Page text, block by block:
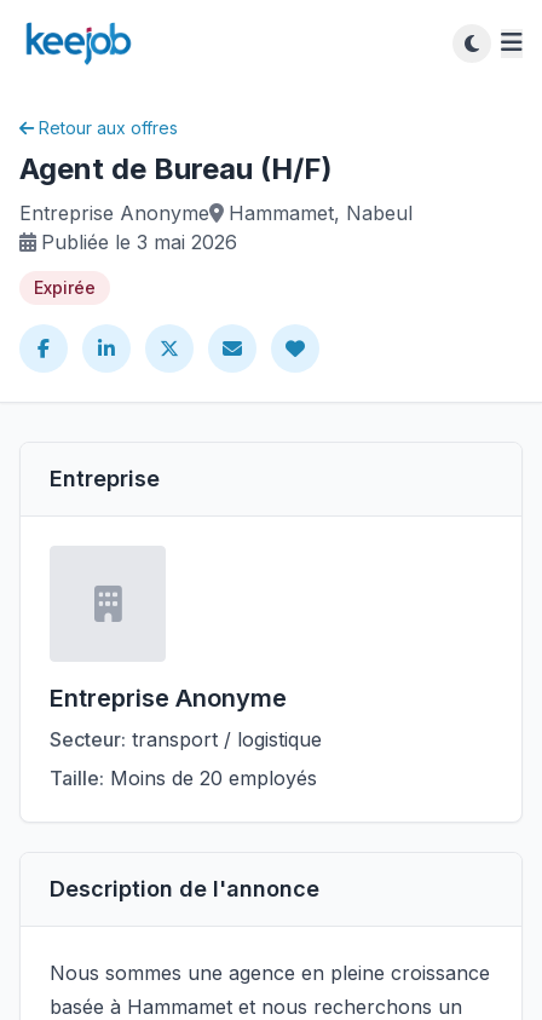
Retour aux offres
Agent de Bureau (H/F)
Entreprise Anonyme
Hammamet, Nabeul
Publiée le 3 mai 2026
Expirée
Entreprise
Entreprise Anonyme
Secteur: transport / logistique
Taille: Moins de 20 employés
Description de l'annonce
Nous sommes une agence en pleine croissance
basée à Hammamet et nous recherchons un